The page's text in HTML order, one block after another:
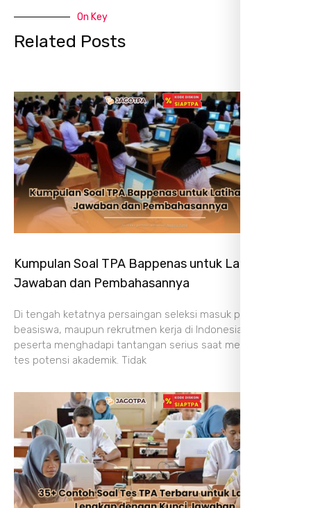
On Key
Related Posts
Kumpulan Soal TPA Bappenas untuk Latihan, Cek
Jawaban dan Pembahasannya
Di tengah ketatnya persaingan seleksi masuk program S2,
beasiswa, maupun rekrutmen kerja di Indonesia, banyak
peserta menghadapi tantangan serius saat menghadapi
tes potensi akademik. Tidak